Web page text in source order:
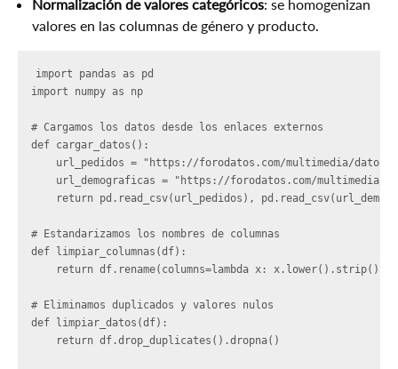
Normalización de valores categóricos: se homogenizan
valores en las columnas de género y producto.
import pandas as pd
import numpy as np
# Cargamos los datos desde los enlaces externos
def cargar_datos():
url_pedidos = "https://forodatos.com/multimedia/datos/
url_demograficas = "https://forodatos.com/multimedia/
return pd.read_csv(url_pedidos),
# Estandarizamos los nombres de columnas
def limpiar_columnas(df):
    return df.rename(columns=lambda x: x.lower().strip())
# Eliminamos duplicados y valores nulos
def limpiar_datos(df):
    return df.drop_duplicates().dropna()